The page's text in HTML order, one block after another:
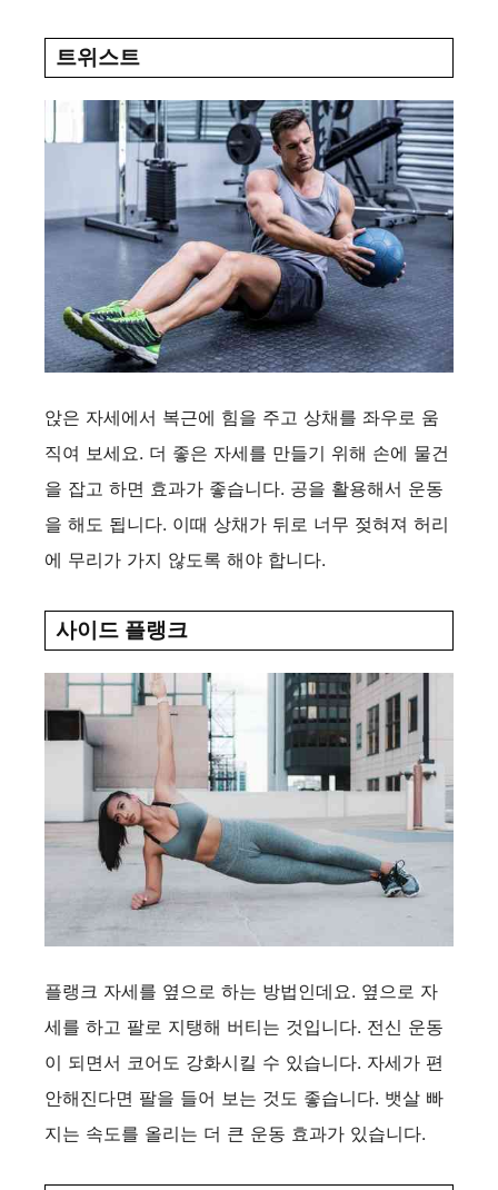
트위스트
앉은 자세에서 복근에 힘을 주고 상채를 좌우로 움
직여 보세요. 더 좋은 자세를 만들기 위해 손에 물건
을 잡고 하면 효과가 좋습니다. 공을 활용해서 운동
을 해도 됩니다. 이때 상채가 뒤로 너무 젖혀져 허리
에 무리가 가지 않도록 해야 합니다.
사이드 플랭크
플랭크 자세를 옆으로 하는 방법인데요. 옆으로 자
세를 하고 팔로 지탱해 버티는 것입니다. 전신 운동
이 되면서 코어도 강화시킬 수 있습니다. 자세가 편
안해진다면 팔을 들어 보는 것도 좋습니다. 뱃살 빠
지는 속도를 올리는 더 큰 운동 효과가 있습니다.